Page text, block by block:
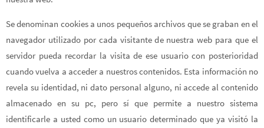
Se denominan cookies a unos pequeños archivos que se graban en el
navegador utilizado por cada visitante de nuestra web para que el
servidor pueda recordar la visita de ese usuario con posterioridad
cuando vuelva a acceder a nuestros contenidos. Esta información no
revela su identidad, ni dato personal alguno, ni accede al contenido
almacenado en su pc, pero sí que permite a nuestro sistema
identificarle a usted como un usuario determinado que ya visitó la